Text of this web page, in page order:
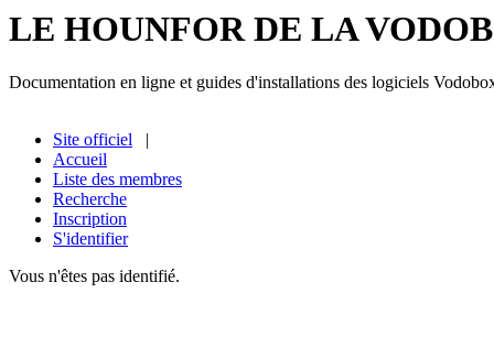
LE HOUNFOR DE LA
Documentation en ligne et guides d'installations des logiciels
Site officiel |
Accueil
Liste des membres
Recherche
Inscription
S'identifier
Vous n'êtes pas identifié.